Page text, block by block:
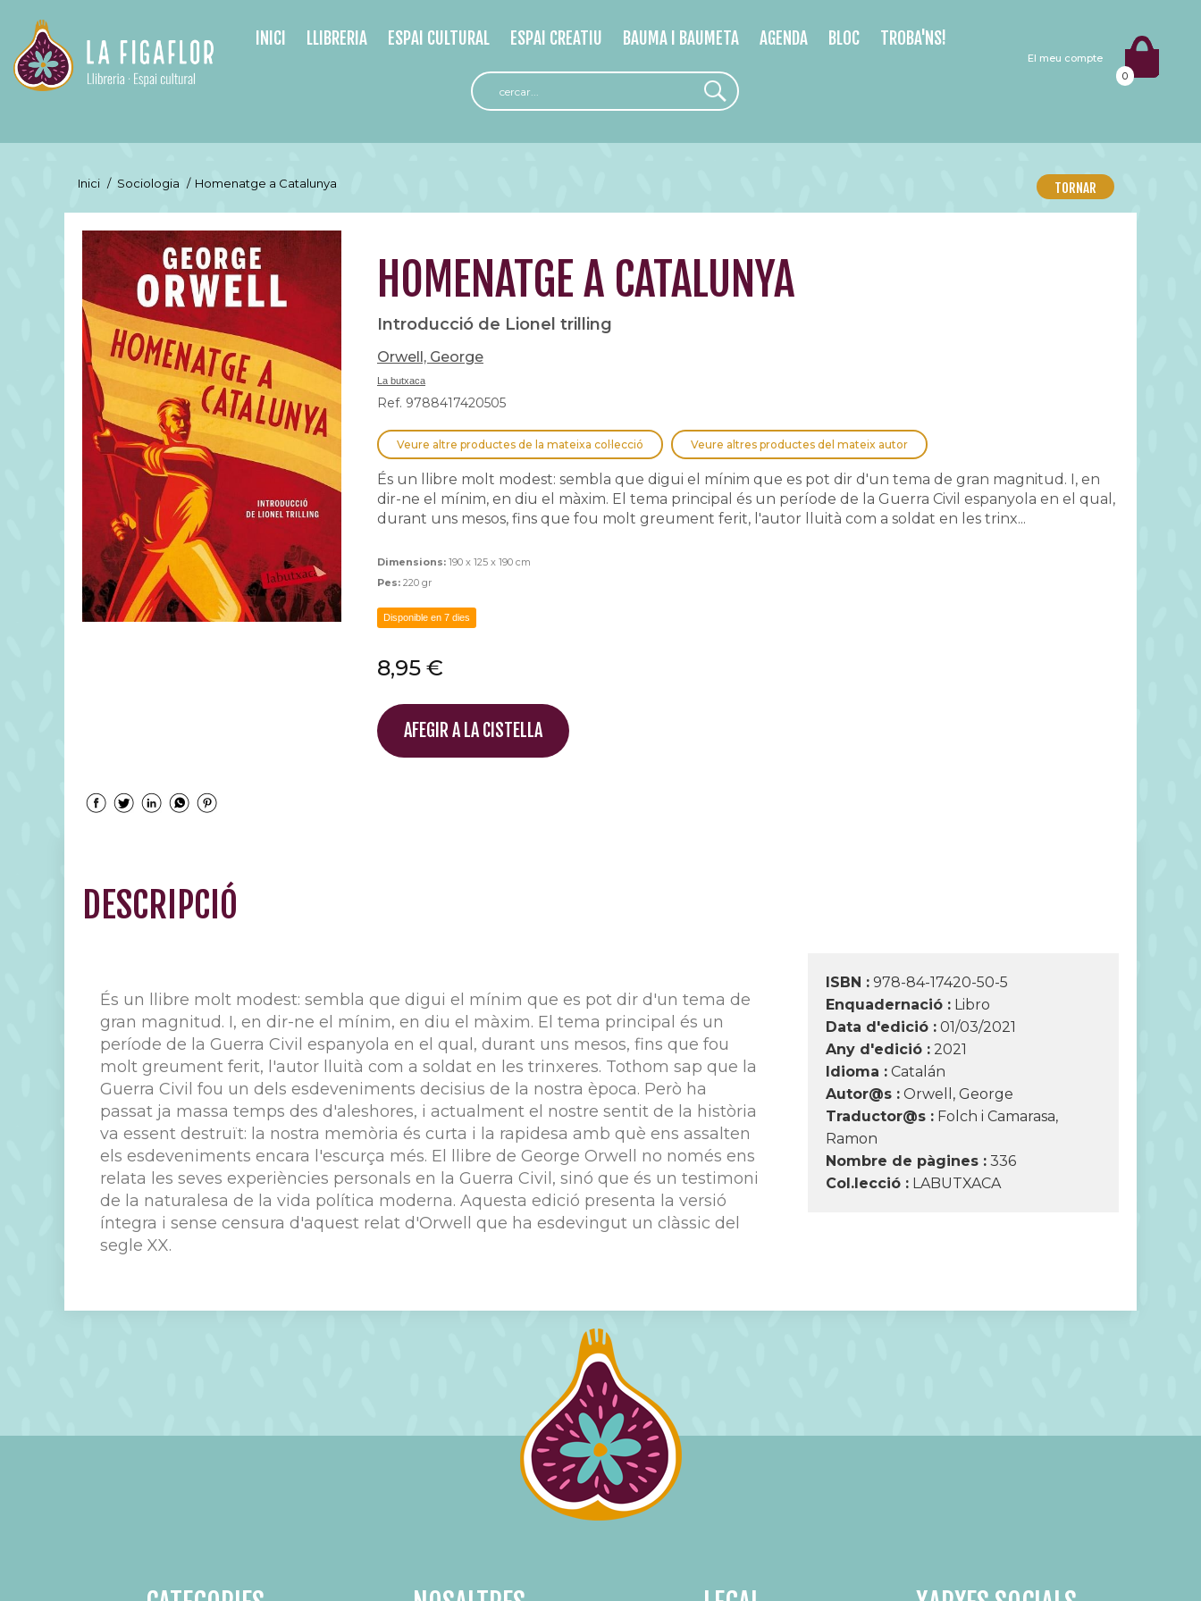
El meu compte
0
INICI LLIBRERIA ESPAI CULTURAL ESPAI CREATIU BAUMA I BAUMETA AGENDA BLOC TROBA'NS!
Inici / Sociologia / Homenatge a Catalunya TORNAR
HOMENATGE A CATALUNYA
Introducció de Lionel trilling
Orwell, George
La butxaca
Ref. 9788417420505
Veure altre productes de la mateixa col·lecció Veure altres productes del mateix autor
És un llibre molt modest: sembla que digui el mínim que es pot dir d'un tema de gran magnitud. I, en
dir-ne el mínim, en diu el màxim. El tema principal és un període de la Guerra Civil espanyola en el qual,
durant uns mesos, fins que fou molt greument ferit, l'autor lluità com a soldat en les trinx...
Dimensions: 190 x 125 x 190 cm
Pes: 220 gr
Disponible en 7 dies
8,95 €
AFEGIR A LA CISTELLA
DESCRIPCIÓ
ISBN : 978-84-17420-50-5
Enquadernació : Libro
Data d'edició : 01/03/2021
Any d'edició : 2021
Idioma : Catalán
Autor@s : Orwell, George
Traductor@s : Folch i Camarasa,
Ramon
Nombre de pàgines : 336
Col.lecció : LABUTXACA
És un llibre molt modest: sembla que digui el mínim que es pot dir d'un tema de
gran magnitud. I, en dir-ne el mínim, en diu el màxim. El tema principal és un
període de la Guerra Civil espanyola en el qual, durant uns mesos, fins que fou
molt greument ferit, l'autor lluità com a soldat en les trinxeres. Tothom sap que la
Guerra Civil fou un dels esdeveniments decisius de la nostra època. Però ha
passat ja massa temps des d'aleshores, i actualment el nostre sentit de la història
va essent destruït: la nostra memòria és curta i la rapidesa amb què ens assalten
els esdeveniments encara l'escurça més. El llibre de George Orwell no només ens
relata les seves experiències personals en la Guerra Civil, sinó que és un testimoni
de la naturalesa de la vida política moderna. Aquesta edició presenta la versió
íntegra i sense censura d'aquest relat d'Orwell que ha esdevingut un clàssic del
segle XX.